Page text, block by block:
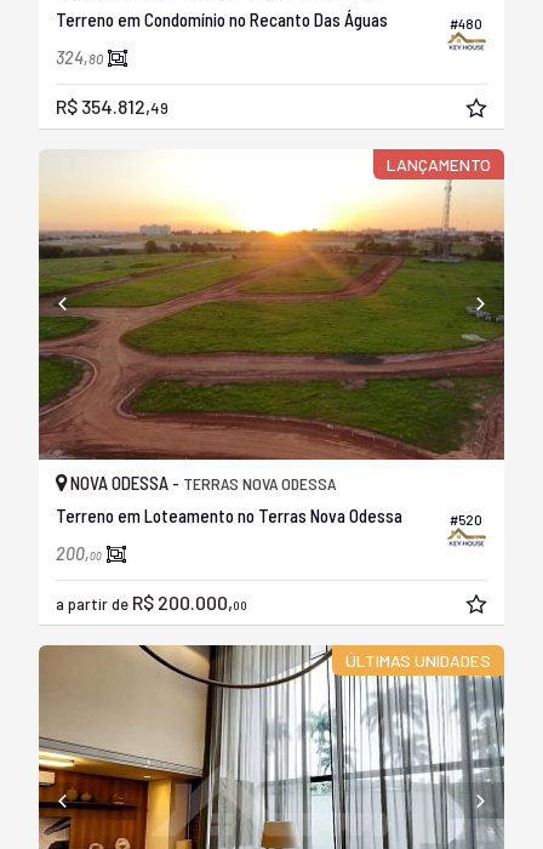
#480
Terreno em Condomínio no Recanto Das Águas
324,80
R$ 354.812,49
LANÇAMENTO
#520
NOVA ODESSA - TERRAS NOVA ODESSA
Terreno em Loteamento no Terras Nova Odessa
200,00
a partir de R$ 200.000,00
ÚLTIMAS UNIDADES